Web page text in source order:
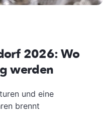
2026: Wo
werden
und eine
brennt